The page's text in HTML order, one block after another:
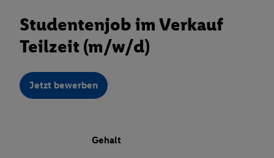
Studentenjob im Verkauf
Teilzeit (m/w/d)
Jetzt bewerben
Gehalt